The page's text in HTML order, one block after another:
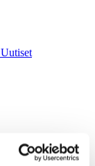
Uutiset
Virtuaalimuseo